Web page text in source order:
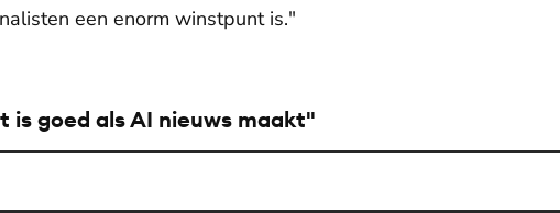
een enorm winstpunt is."
is goed als AI nieuws maakt"